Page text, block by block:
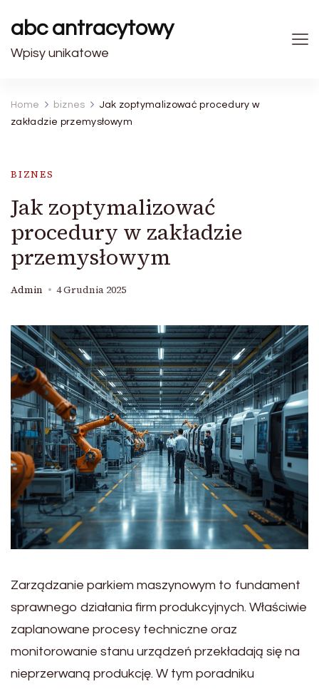
abc antracytowy
Wpisy unikatowe
Home biznes
Jak zoptymalizować procedury w
zakładzie przemysłowym
BIZNES
Jak zoptymalizować
procedury w zakładzie
przemysłowym
Admin 4 Grudnia 2025
Zarządzanie parkiem maszynowym to fundament
sprawnego działania firm produkcyjnych. Właściwie
zaplanowane procesy techniczne oraz
monitorowanie stanu urządzeń przekładają się na
nieprzerwaną produkcję. W tym poradniku